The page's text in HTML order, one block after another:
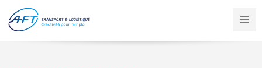
contenu
principal